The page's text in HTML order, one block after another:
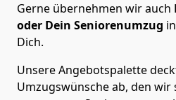
Gerne übernehmen wir auch
oder Dein Seniorenumzug
Dich.
Unsere Angebotspalette
Umzugswünsche ab, den wir